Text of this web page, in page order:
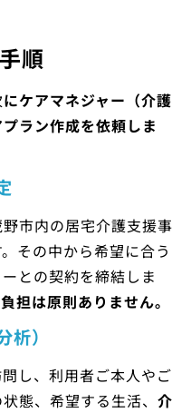
順
にケアマネジャー（介護
ラン作成を依頼しま
市内の居宅介護支援事
その中から希望に合う
との契約を締結しま
担は原則ありません。
）
し、利用者ご本人やご
態、希望する生活、 介